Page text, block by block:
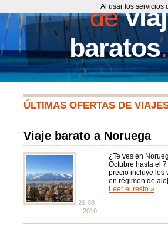
de
baratos
ÚLTIMAS OFERTAS DE
Viaje barato a Noruega
26-08-
2010
¿Te ves en
Octubre hasta el
precio incluye los
en régimen de
Leer el resto »
Al usar los servicios